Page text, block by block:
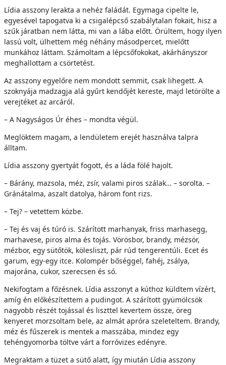
Lídia asszony lerakta a nehéz faládát. Egymaga cipelte le,
egyesével tapogatva ki a csigalépcső szabálytalan fokait, hisz a
szűk járatban nem látta, mi van a lába előtt. Örültem, hogy ilyen
lassú volt, ülhettem még néhány másodpercet, mielőtt
munkához láttam. Számoltam a lépcsőfokokat, akárhányszor
meghallottam a csörtetést.
Az asszony egyelőre nem mondott semmit, csak lihegett. A
szoknyája madzagja alá gyűrt kendőjét kereste, majd letörölte a
verejtéket az arcáról.
– A Nagyságos Úr éhes – mondta végül.
Meglöktem magam, a lendületem erejét használva talpra
álltam.
Lídia asszony gyertyát fogott, és a láda fölé hajolt.
– Bárány, mazsola, méz, zsír, valami piros szálak… – sorolta. –
Gránátalma, aszalt datolya, három font rizs.
– Tej? – vetettem közbe.
– Tej és vaj és túró is. Szárított marhanyak, friss marhasegg,
marhavese, piros alma és tojás. Vörösbor, brandy, mézsör,
mézbor, egy sütőtök, kölesliszt, pár rúd tengerentúli. Ecet és
garum, egy-egy itce. Kolompér bőséggel, fahéj, zsálya,
majorána, cukor, szerecsen és só.
Nekifogtam a főzésnek. Lídia asszonyt a kúthoz küldtem vízért,
amíg én előkészítettem a pudingot. A szárított gyümölcsök
nagyobb részét tojással és liszttel kevertem össze, öreg
kenyeret morzsoltam bele, az almát apróra szeleteltem. Brandy,
méz és fűszerek is mentek a masszába, mindez egy
tehéngyomorba töltve várt a forróvizes edényre.
Megraktam a tüzet a sütő alatt, így miután Lídia asszony